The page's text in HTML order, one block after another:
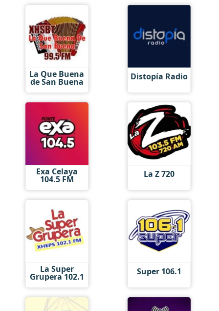
La Que Buena
de San Buena Distopía Radio
Exa Celaya
104.5 FM La Z 720
La Super
Grupera 102.1 Super 106.1